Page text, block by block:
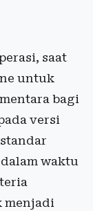
saat
untuk
bagi
versi
waktu
menjadi